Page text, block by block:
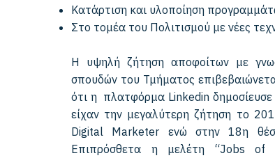
Κατάρτιση και υλοποίηση
Στο τομέα του Πολιτισμού με νέες
Η υψηλή ζήτηση αποφοίτων με
σπουδών του Τμήματος
ότι η πλατφόρμα Linkedin
είχαν την μεγαλύτερη ζήτηση το
Digital Marketer ενώ στην 18η
Επιπρόσθετα η μελέτη “Jobs of